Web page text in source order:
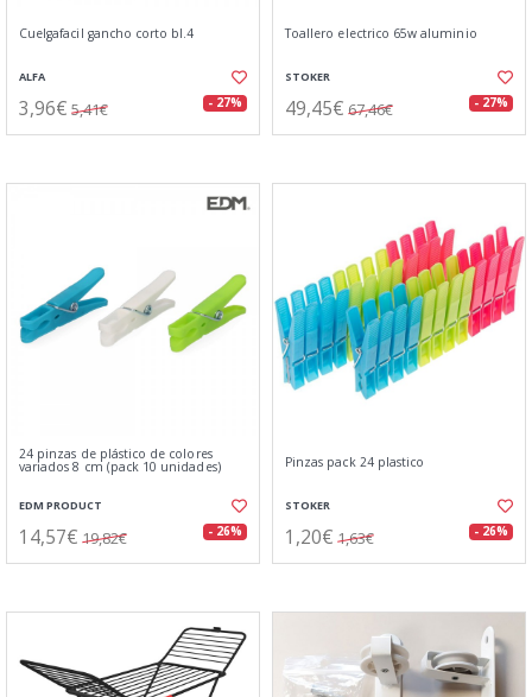
Cuelgafacil gancho corto bl.4
ALFA
3,96€ 5,41€ - 27%
Toallero electrico 65w aluminio
STOKER
49,45€ 67,46€ - 27%
24 pinzas de plástico de colores
variados 8 cm (pack 10 unidades)
EDM PRODUCT
14,57€ 19,82€ - 26%
Pinzas pack 24 plastico
STOKER
1,20€ 1,63€ - 26%